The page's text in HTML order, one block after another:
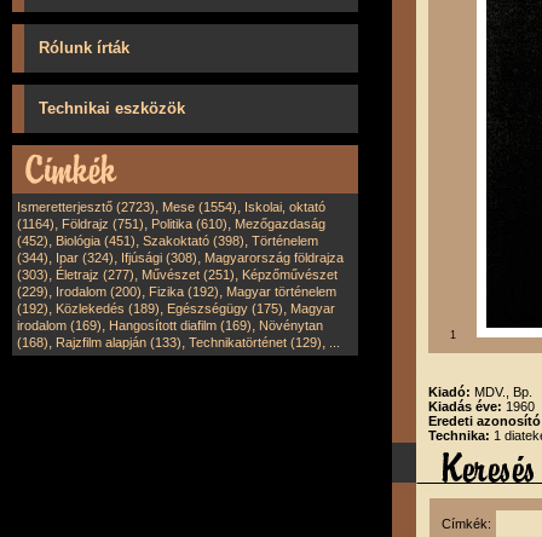
Rólunk írták
Technikai eszközök
Ismeretterjesztő (2723), Mese (1554), Iskolai, oktató
(1164), Földrajz (751), Politika (610), Mezőgazdaság
(452), Biológia (451), Szakoktató (398), Történelem
(344), Ipar (324), Ifjúsági (308), Magyarország földrajza
(303), Életrajz (277), Művészet (251), Képzőművészet
(229), Irodalom (200), Fizika (192), Magyar történelem
(192), Közlekedés (189), Egészségügy (175), Magyar
irodalom (169), Hangosított diafilm (169), Növénytan
(168), Rajzfilm alapján (133), Technikatörténet (129), 1
Kiadó: MDV., Bp.
Kiadás éve: 1960
Eredeti
Technika: 1
Címkék: